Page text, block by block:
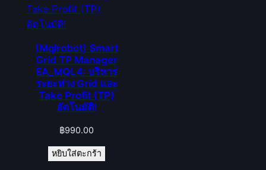
(Mqlrobot) Smart
Grid TP Manager
EA_MQL4: บริหาร
ระยะห่าง Grid และ
Take Profit (TP)
อัตโนมัติ!
฿990.00
หยิบใส่ตะกร้า